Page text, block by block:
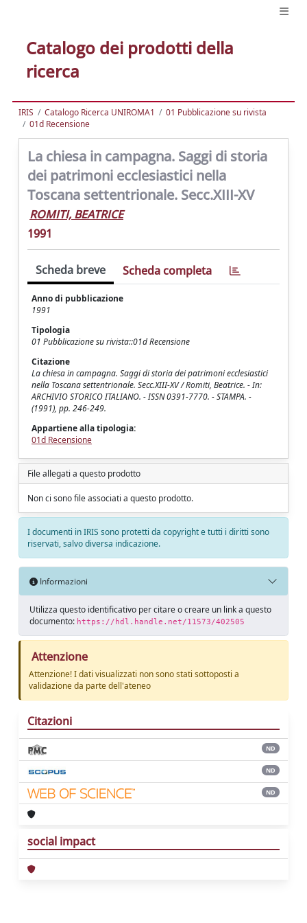
Catalogo dei prodotti della
ricerca
IRIS Catalogo Ricerca UNIROMA1
01 Pubblicazione su rivista
01d Recensione
La chiesa in campagna. Saggi di storia
dei patrimoni ecclesiastici nella
Toscana settentrionale. Secc.XIII-XV
ROMITI, BEATRICE
1991
Scheda breve Scheda completa
Anno di pubblicazione
1991
Tipologia
01 Pubblicazione su rivista::01d Recensione
Citazione
La chiesa in campagna. Saggi di storia dei patrimoni ecclesiastici
nella Toscana settentrionale. Secc.XIII-XV / Romiti, Beatrice. - In:
ARCHIVIO STORICO ITALIANO. - ISSN 0391-7770. - STAMPA. -
(1991), pp. 246-249.
Appartiene alla tipologia:
01d Recensione
File allegati a questo prodotto
Non ci sono file associati a questo prodotto.
I documenti in IRIS sono protetti da copyright e tutti i diritti sono
riservati, salvo diversa indicazione.
Informazioni
Utilizza questo identificativo per citare o creare un link a questo
documento: https://hdl.handle.net/11573/402505
Attenzione
Attenzione! I dati visualizzati non sono stati sottoposti a
validazione da parte dell'ateneo
Citazioni
ND
ND
ND
social impact